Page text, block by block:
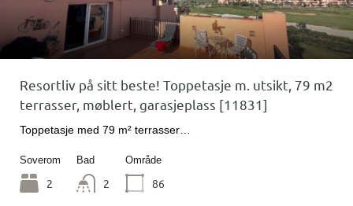
Resortliv på sitt beste! Toppetasje m. utsikt, 79 m2
terrasser, møblert, garasjeplass [11831]
Toppetasje med 79 m² terrasser…
Soverom
2
Bad
2
Område
86